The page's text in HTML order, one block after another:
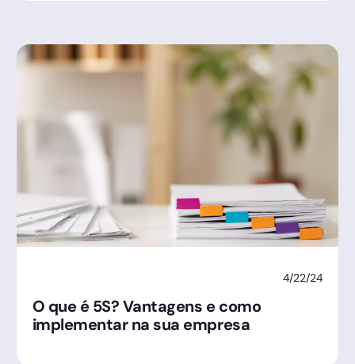
4/22/24
O que é 5S? Vantagens e como
implementar na sua empresa